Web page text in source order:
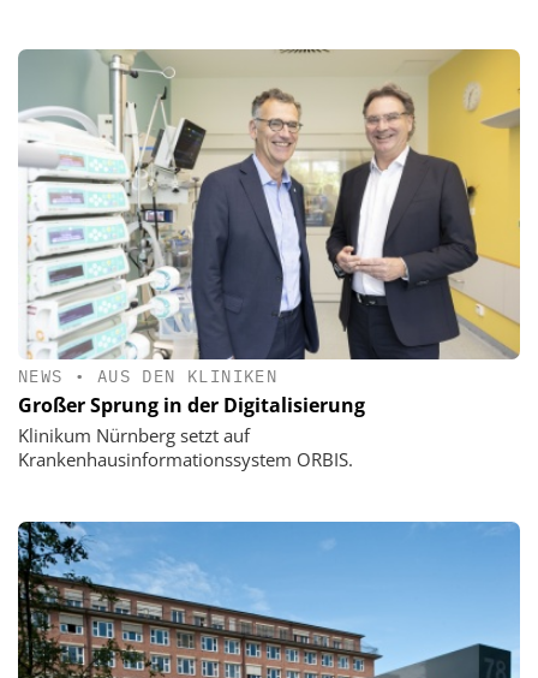
NEWS • AUS DEN KLINIKEN
Großer Sprung in der Digitalisierung
Klinikum Nürnberg setzt auf
Krankenhausinformationssystem ORBIS.